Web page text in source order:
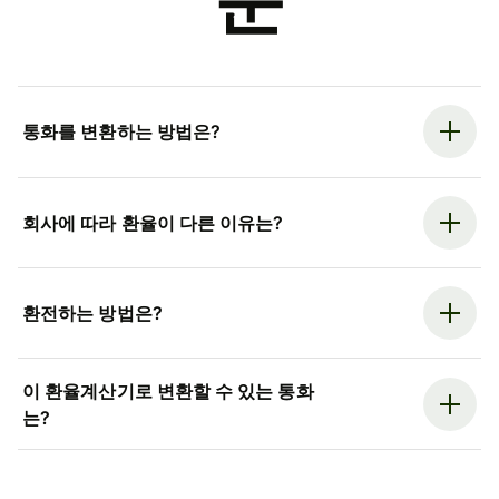
통화를 변환하는 방법은?
회사에 따라 환율이 다른 이유는?
환전하는 방법은?
이 환율계산기로 변환할 수 있는 통화
는?